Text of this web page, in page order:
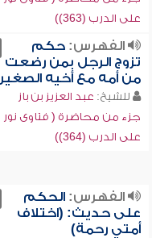
على الدرب (363))
الفهرس:حكم
تزوج الرجل بمن رضعت
من أمه مع أخيه الصغير
للشيخ: عبد العزيز بن باز
جزء من محاضرة ( فتاوى نور
على الدرب (364))
الفهرس:الحكم
على حديث: (اختلاف
أمتي رحمة)